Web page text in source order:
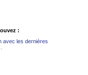
:
avec les dernières